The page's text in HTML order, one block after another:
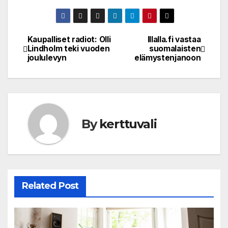
Post
navigation
Illalla.fi vastaa
suomalaisten
elämystenjanoon
Kaupalliset radiot: Olli
Lindholm teki vuoden
joululevyn
Bykerttuvali
Related Post